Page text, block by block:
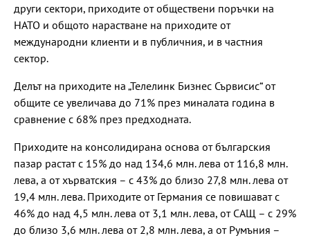
други сектори, приходите от обществени поръчки на
НАТО и общото нарастване на приходите от
международни клиенти и в публичния, и в частния
сектор.
Делът на приходите на „Телелинк Бизнес Сървисис“ от
общите се увеличава до 71% през миналата година в
сравнение с 68% през предходната.
Приходите на консолидирана основа от българския
пазар растат с 15% до над 134,6 млн. лева от 116,8 млн.
лева, а от хърватския – с 43% до близо 27,8 млн. лева от
19,4 млн. лева. Приходите от Германия се повишават с
46% до над 4,5 млн. лева от 3,1 млн. лева, от САЩ – с 29%
до близо 3,6 млн. лева от 2,8 млн. лева, а от Румъния –